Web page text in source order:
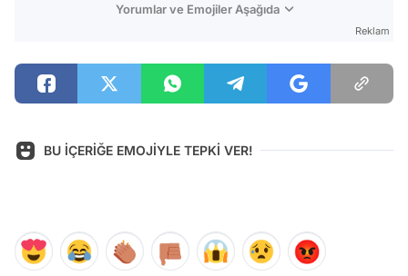
Yorumlar ve Emojiler Aşağıda
Reklam
BU İÇERİĞE EMOJİYLE TEPKİ VER!